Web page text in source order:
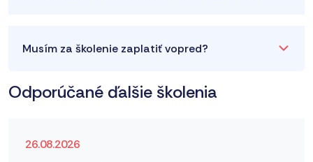
Musím za školenie zaplatiť vopred?
Odporúčané ďalšie školenia
26.08.2026